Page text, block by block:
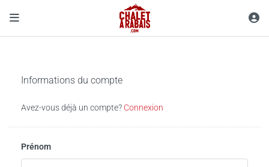
Informations du compte
Avez-vous déjà un compte? Connexion
Prénom